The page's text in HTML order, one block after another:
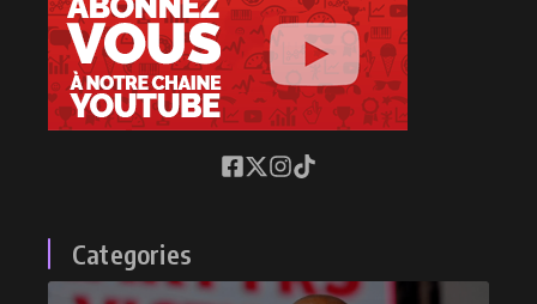
Categories